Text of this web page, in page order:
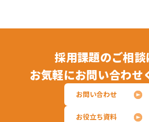
採用課題のご相談
お気軽にお問い合わせ
お問い合わせ
お役立ち資料